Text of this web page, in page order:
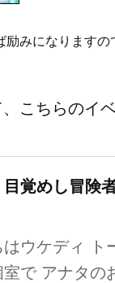
みになりますの
こちらのイベ
覚めし冒険
ウケディ ト
で アナタの